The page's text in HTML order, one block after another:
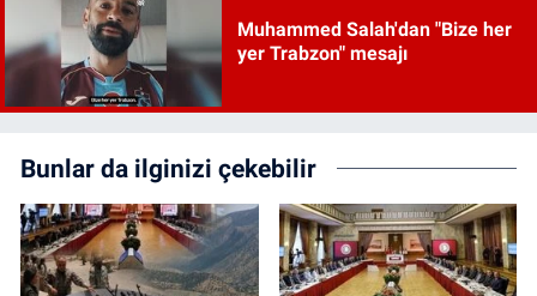
Muhammed Salah'dan "Bize her
yer Trabzon" mesajı
Bunlar da ilginizi çekebilir